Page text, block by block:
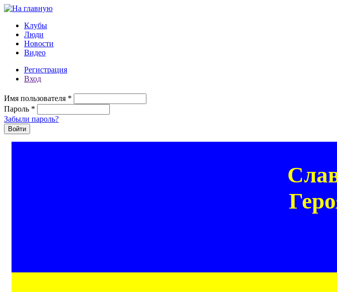
Перейти к основному содержанию
Клубы
Люди
Новости
Видео
Регистрация
Вход
Имя пользователя *
Пароль *
Забыли пароль?